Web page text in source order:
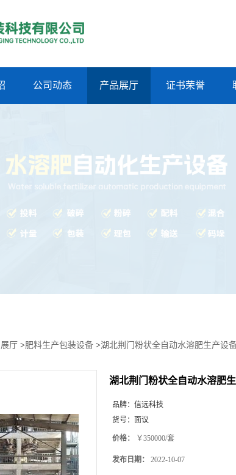
公司动态 产品展厅 证书荣誉
厅 >肥料生产包装设备 >湖北荆门粉状全自动水溶肥生产设
湖北荆门粉状全自动水溶肥
品牌： 信远科技
货号： 面议
价格： ￥350000/套
发布日期： 2022-10-07